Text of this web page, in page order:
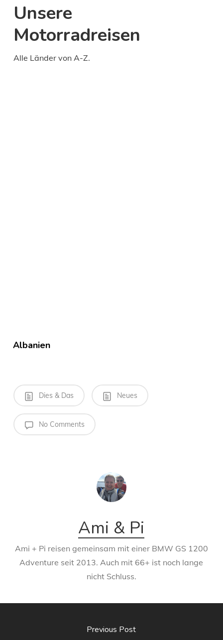
Unsere
Motorradreisen
Alle Länder von A-Z.
Albanien
Dies & Das Neues
No Comments
Ami & Pi
Ami + Pi reisen gemeinsam mit einer BMW GS 1200
Adventure seit 2013. Auch mit 66+ ist noch lange
nicht Schluss.
Previous Post